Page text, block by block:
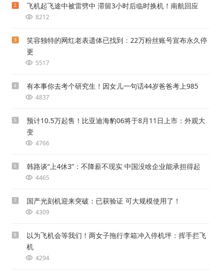
2 飞机起飞途中被雷劈中 滞留3小时后临时换机！南航回应
8212
3
笑容独特的网红老表遗体已找到：22万粉丝账号宣布永久停
更
5517
4 有本事你去考个研究生！因女儿一句话44岁爸爸考上985
4837
5
预计10.5万起售！比亚迪海豹06将于8月11日上市：外观大
变
4766
6 韩路谈“上4休3”：不降薪不现实 中国没啥企业能承担得起
4465
7 国产光刻机迎来突破：已获验证 可大规模使用了！
4309
8
以为飞机会等我们！两女子拖行李箱冲入停机坪：挥手拦飞
机
4294